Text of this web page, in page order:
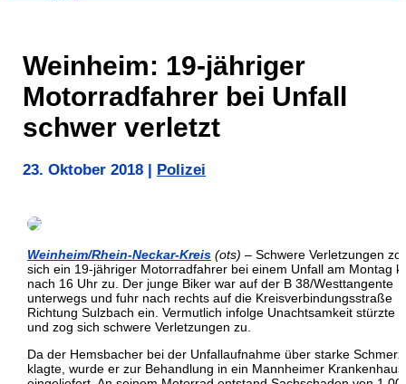
Weinheim: 19-jähriger
Motorradfahrer bei Unfall
schwer verletzt
23. Oktober 2018 Polizei
Weinheim/Rhein-Neckar-Kreis (ots) – Schwere Verletzungen
sich ein 19-jähriger Motorradfahrer bei einem Unfall am Montag
nach 16 Uhr zu. Der junge Biker war auf der B 38/Westtangente
unterwegs und fuhr nach rechts auf die Kreisverbindungsstraße
Richtung Sulzbach ein. Vermutlich infolge Unachtsamkeit stürzte
und zog sich schwere Verletzungen zu.
Da der Hemsbacher bei der Unfallaufnahme über starke
klagte, wurde er zur Behandlung in ein Mannheimer Krankenhaus